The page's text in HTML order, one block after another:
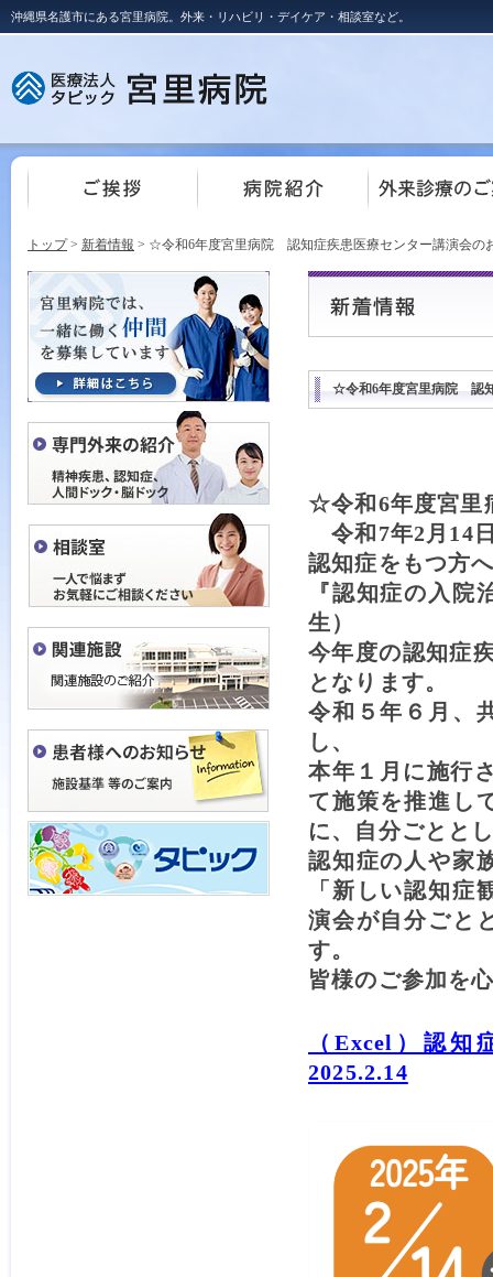
沖縄県名護市にある宮里病院。外来・リハビリ・デイケア・相談室など。
トップ> 新着情報 > ☆令和6年度宮里病院 認知症疾患医療センター講演会の
☆令和6年度宮里病院 認
☆令和6年度宮里
令和7年2月14
認知症をもつ方
『認知症の入
生）
今年度の認知症
となります。
令和５年６月、
し、
本年１月に施行
て施策を推進し
に、自分ごとと
認知症の人や家
「新しい認知
演会が自分ごと
す。
皆様のご参加を
（Excel）認
2025.2.14